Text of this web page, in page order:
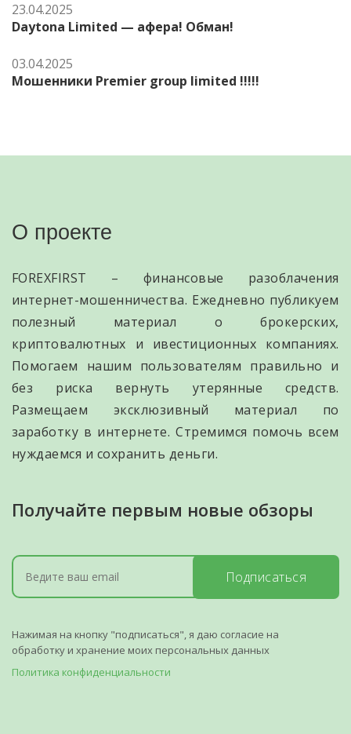
23.04.2025
Daytona Limited — афера! Обман!
03.04.2025
Мошенники Premier group limited !!!!!
О проекте
FOREXFIRST – финансовые разоблачения
интернет-мошенничества. Ежедневно публикуем
полезный материал о брокерских,
криптовалютных и ивестиционных компаниях.
Помогаем нашим пользователям правильно и
без риска вернуть утерянные средств.
Размещаем эксклюзивный материал по
заработку в интернете. Стремимся помочь всем
нуждаемся и сохранить деньги.
Получайте первым новые обзоры
Подписаться
Нажимая на кнопку "подписаться", я даю согласие на
обработку и хранение моих персональных данных
Политика конфиденциальности